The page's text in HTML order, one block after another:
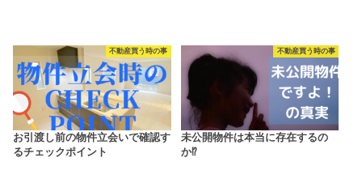
不動産買う時の事
お引渡し前の物件立会いで確認す
るチェックポイント
不動産買う時の事
未公開物件は本当に存在するの
か⁉